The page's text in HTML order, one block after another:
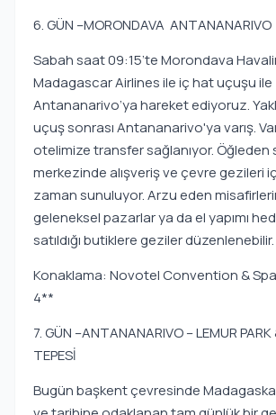
6. GÜN –MORONDAVA ANTANANARIVO
Sabah saat 09:15’te Morondava
Madagascar Airlines ile iç hat uçuşu ile
Antananarivo’ya hareket ediyoruz.
uçuş sonrası Antananarivo'ya varış.
otelimize transfer sağlanıyor.
merkezinde alışveriş ve çevre gezileri
zaman sunuluyor. Arzu eden
geleneksel pazarlar ya da el yapımı
satıldığı butiklere geziler düzenlenebilir.
Konaklama: Novotel Convention &
4**
7. GÜN –ANTANANARIVO – LEMUR
TEPESİ
Bugün başkent çevresinde